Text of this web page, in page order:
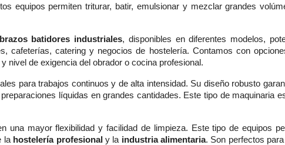
equipos permiten triturar, batir, emulsionar y mezclar grandes
brazos batidores industriales, disponibles en diferentes modelos,
cafeterías, catering y negocios de hostelería. Contamos con
nivel de exigencia del obrador o cocina profesional.
para trabajos continuos y de alta intensidad. Su diseño robusto
líquidas en grandes cantidades. Este tipo de maquinaria
una mayor flexibilidad y facilidad de limpieza. Este tipo de equipos
la hostelería profesionaly la industria alimentaria. Son perfectos